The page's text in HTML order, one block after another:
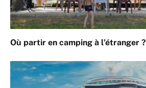
Où partir en camping à l’étranger ?